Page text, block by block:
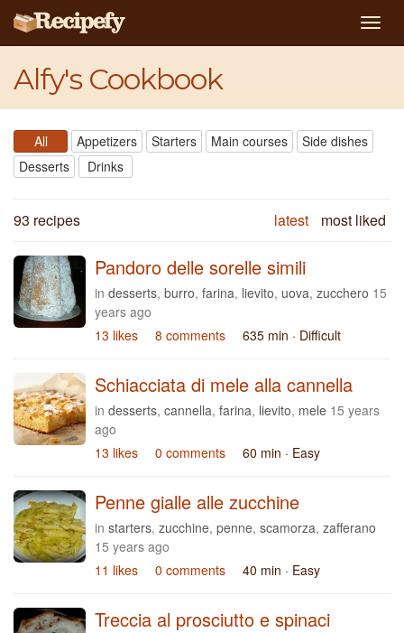
Alfy's Cookbook
All Appetizers Starters Main courses
Side dishes
Desserts
Drinks
93 recipes latest most liked
Pandoro delle sorelle simili
in desserts, burro, farina, lievito, uova, zucchero 15
years ago
13 likes
8 comments 635 min · Difficult
Schiacciata di mele alla cannella
in desserts, cannella, farina, lievito, mele 15 years
ago
13 likes
0 comments 60 min · Easy
Penne gialle alle zucchine
in starters, zucchine, penne, scamorza, zafferano
15 years ago
11 likes
0 comments 40 min · Easy
Treccia al prosciutto e spinaci